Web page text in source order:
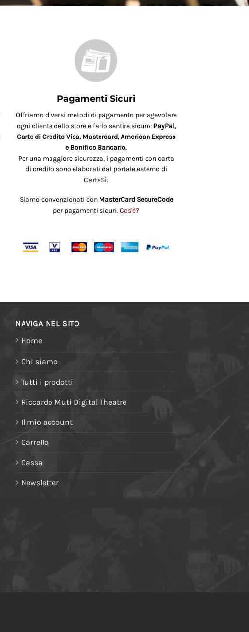
Pagamenti Sicuri
Offriamo diversi metodi di pagamento per agevolare
ogni cliente dello store e farlo sentire sicuro: PayPal,
Carte di Credito Visa, Mastercard, American Express
e Bonifico Bancario.
Per una maggiore sicurezza, i pagamenti con carta
di credito sono elaborati dal portale esterno di
CartaSì.
Siamo convenzionati con MasterCard SecureCode
per pagamenti sicuri. Cos'è?
NAVIGA NEL SITO
Home
Chi siamo
Tutti i prodotti
Riccardo Muti Digital Theatre
Il mio account
Carrello
Cassa
Newsletter